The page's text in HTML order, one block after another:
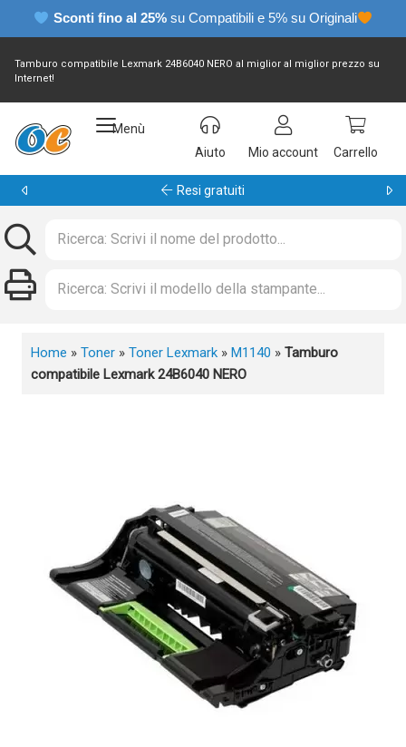
Sconti fino al 25% su Compatibili e 5% su Originali
Tamburo compatibile Lexmark 24B6040 NERO al miglior al miglior prezzo su
Internet!
Menù
Aiuto
Mio account Carrello
Resi gratuiti
Home » Toner » Toner Lexmark » M1140 » Tamburo
compatibile Lexmark 24B6040 NERO